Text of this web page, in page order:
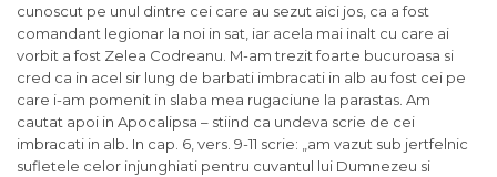
cunoscut pe unul dintre cei care au sezut aici jos, ca a fost
comandant legionar la noi in sat, iar acela mai inalt cu care ai
vorbit a fost Zelea Codreanu. M-am trezit foarte bucuroasa si
cred ca in acel sir lung de barbati imbracati in alb au fost cei pe
care i-am pomenit in slaba mea rugaciune la parastas. Am
cautat apoi in Apocalipsa – stiind ca undeva scrie de cei
imbracati in alb. In cap. 6, vers. 9-11 scrie: „am vazut sub jertfelnic
sufletele celor injunghiati pentru cuvantul lui Dumnezeu si